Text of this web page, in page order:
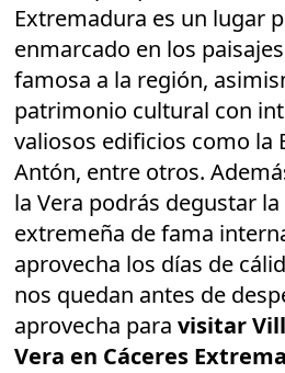
Extremadura es un lugar
enmarcado en los
famosa a la región,
patrimonio cultural con
valiosos edificios como la
Antón, entre otros.
la Vera podrás degustar
extremeña de fama
aprovecha los días de
nos quedan antes de
aprovecha paravisitar
Vera en Cáceres